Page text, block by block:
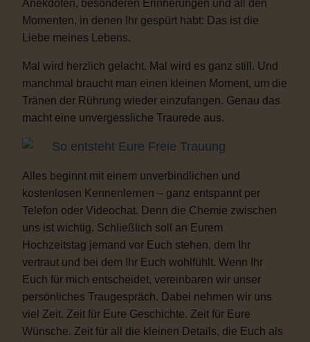
Anekdoten, besonderen Erinnerungen und all den
Momenten, in denen Ihr gespürt habt: Das ist die
Liebe meines Lebens.
Mal wird herzlich gelacht. Mal wird es ganz still. Und
manchmal braucht man einen kleinen Moment, um die
Tränen der Rührung wieder einzufangen. Genau das
macht eine unvergessliche Traurede aus.
So entsteht Eure Freie Trauung
Alles beginnt mit einem unverbindlichen und
kostenlosen Kennenlernen – ganz entspannt per
Telefon oder Videochat. Denn die Chemie zwischen
uns ist wichtig. Schließlich soll an Eurem
Hochzeitstag jemand vor Euch stehen, dem Ihr
vertraut und bei dem Ihr Euch wohlfühlt. Wenn Ihr
Euch für mich entscheidet, vereinbaren wir unser
persönliches Traugespräch. Dabei nehmen wir uns
viel Zeit. Zeit für Eure Geschichte. Zeit für Eure
Wünsche. Zeit für all die kleinen Details, die Euch als